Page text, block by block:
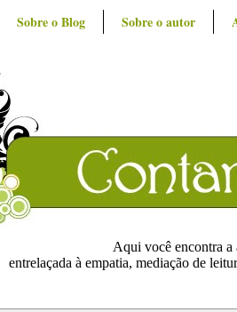
Sobre o Blog Sobre o autor
Aqui você encontra
entrelaçada à empatia, mediação de